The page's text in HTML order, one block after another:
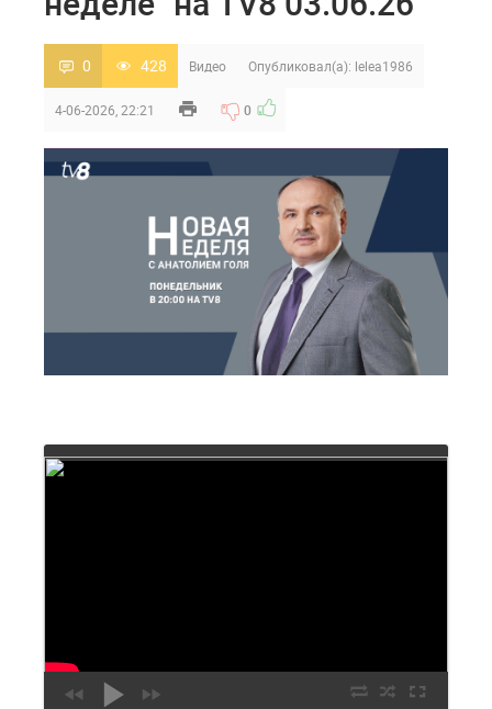
0 428 Видео Опубликовал(а): lelea1986
4-06-2026, 22:21 0